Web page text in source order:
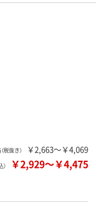
税抜き） ￥2,663～￥4,069
￥2,929～￥4,475